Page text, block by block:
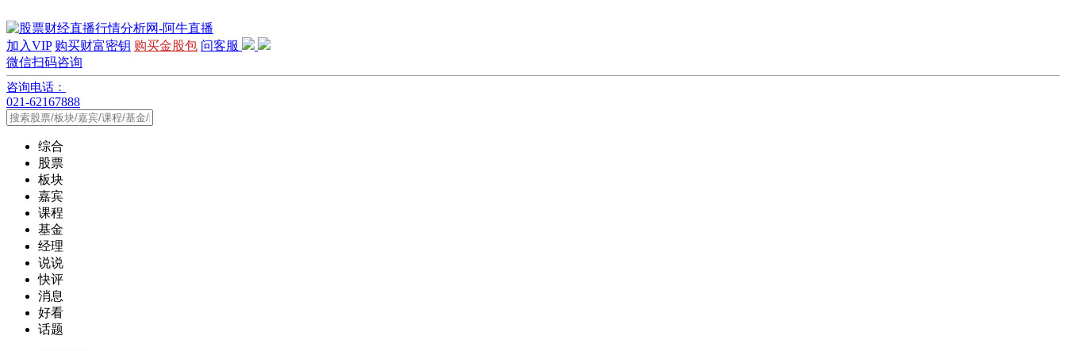
加入VIP 购买财富密钥 购买金股包 问客服
微信扫码咨询
咨询电话：
021-62167888
综合
股票
板块
嘉宾
课程
基金
经理
说说
快评
消息
好看
话题